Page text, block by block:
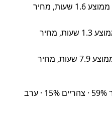
Vueling (~18%), זמן ממוצע 1.6 שעות, מחיר
Iberia (~14%), זמן ממוצע 1.3 שעות, מחיר
Vueling (~5%), זמן ממוצע 7.9 שעות, מחיר
שעות יציאה פופולריות: בוקר 59% · צהריים 15% · ערב